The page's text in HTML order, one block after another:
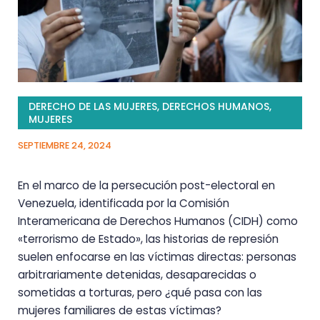
DERECHO DE LAS MUJERES, DERECHOS HUMANOS,
MUJERES
SEPTIEMBRE 24, 2024
En el marco de la persecución post-electoral en
Venezuela, identificada por la Comisión
Interamericana de Derechos Humanos (CIDH) como
«terrorismo de Estado», las historias de represión
suelen enfocarse en las víctimas directas: personas
arbitrariamente detenidas, desaparecidas o
sometidas a torturas, pero ¿qué pasa con las
mujeres familiares de estas víctimas?